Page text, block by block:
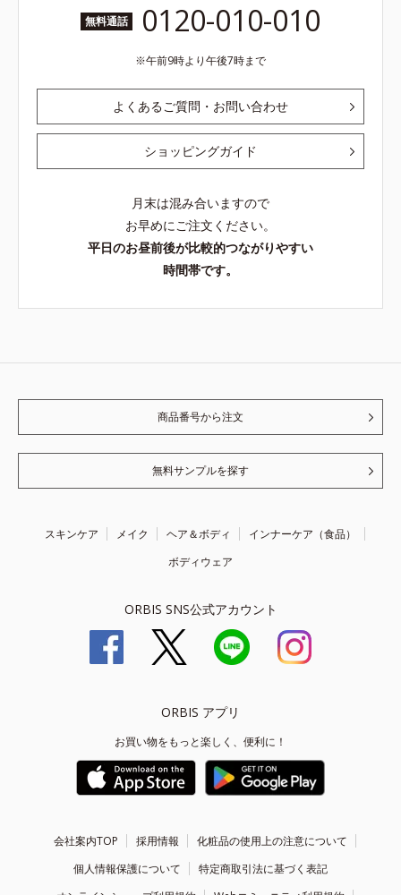
無料通話 0120-010-010
午前9時より午後7時まで
よくあるご質問・お問い合わせ
ショッピングガイド
月末は混み合いますので
お早めにご注文ください。
平日のお昼前後が比較的つながりやすい
時間帯です。
商品番号から注文
無料サンプルを探す
スキンケア メイク ヘア＆ボディ
インナーケア（食品）
ボディウェア
ORBIS SNS公式アカウント
ORBIS アプリ
お買い物をもっと楽しく、便利に！
会社案内TOP 採用情報
化粧品の使用上の注意について
個人情報保護について
特定商取引法に基づく表記